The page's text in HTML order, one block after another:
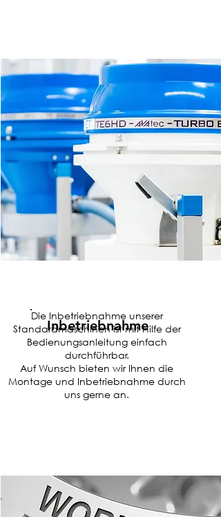
Inbetriebnahme
Die Inbetriebnahme unserer
Standardmaschinen ist mit Hilfe der
Bedienungsanleitung einfach
durchführbar.
Auf Wunsch bieten wir Ihnen die
Montage und Inbetriebnahme durch
uns gerne an.